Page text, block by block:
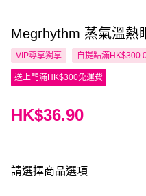
Megrhythm 蒸氣溫熱
VIP尊享獨享 自提點滿
送上門滿HK$300免運費
HK$36.90
請選擇商品選項